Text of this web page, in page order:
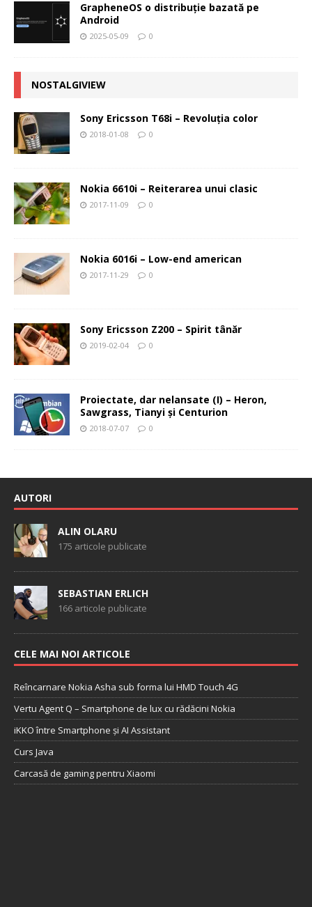
GrapheneOS o distribuție bazată pe
Android
2025-05-09 0
NOSTALGIVIEW
Sony Ericsson T68i – Revoluţia color
2018-01-08 0
Nokia 6610i – Reiterarea unui clasic
2017-11-09 0
Nokia 6016i – Low-end american
2017-11-29 0
Sony Ericsson Z200 – Spirit tânăr
2019-02-04 0
Proiectate, dar nelansate (I) – Heron,
Sawgrass, Tianyi şi Centurion
2018-07-07 0
AUTORI
ALIN OLARU
175 articole publicate
SEBASTIAN ERLICH
166 articole publicate
CELE MAI NOI ARTICOLE
Reîncarnare Nokia Asha sub forma lui HMD Touch 4G
Vertu Agent Q – Smartphone de lux cu rădăcini Nokia
iKKO între Smartphone și AI Assistant
Curs Java
Carcasă de gaming pentru Xiaomi